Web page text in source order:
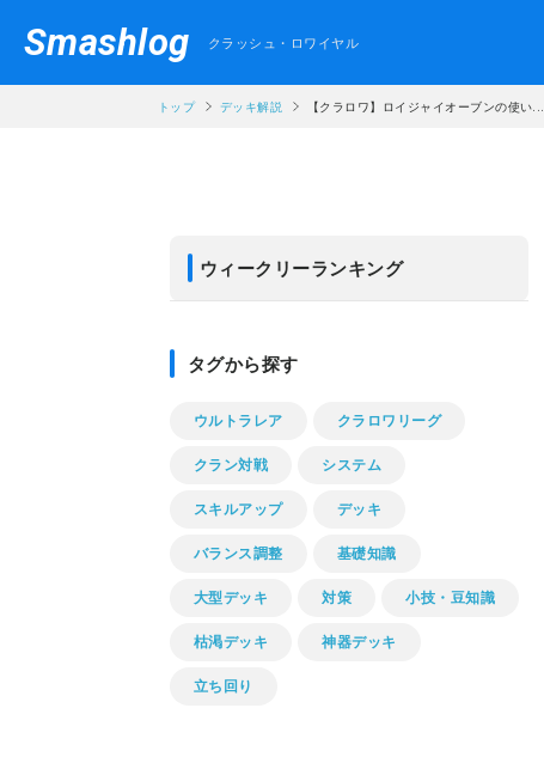
Smashlog クラッシュ・ロワイヤル
トップ デッキ解説 【クラロワ】ロイジャイオーブンの使い...
ウィークリーランキング
タグから探す
ウルトラレア クラロワリーグ
クラン対戦 システム
スキルアップ デッキ
バランス調整 基礎知識
大型デッキ 対策 小技・豆知識
枯渇デッキ 神器デッキ
立ち回り